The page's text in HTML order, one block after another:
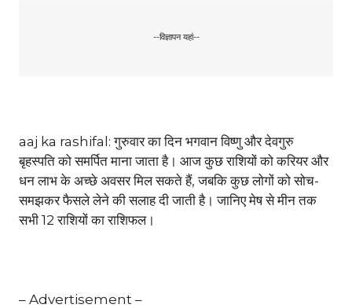
--विज्ञापन यहां--
aaj ka rashifal: गुरुवार का दिन भगवान विष्णु और देवगुरु
बृहस्पति को समर्पित माना जाता है। आज कुछ राशियों को करियर और
धन लाभ के अच्छे अवसर मिल सकते हैं, जबकि कुछ लोगों को सोच-
समझकर फैसले लेने की सलाह दी जाती है। जानिए मेष से मीन तक
सभी 12 राशियों का राशिफल।
– Advertisement –